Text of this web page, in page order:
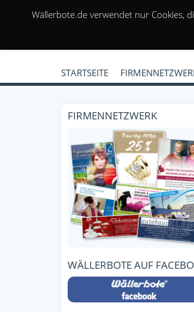
STARTSEITE
FIRMENNETZWERK
WÄLLERBOTE AUF
Wällerbote.de verwendet nur Cookies,